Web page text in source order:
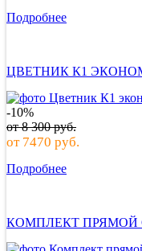
Подробнее
ЦВЕТНИК К1
-10%
от8 300руб.
от 7470 руб.
Подробнее
КОМПЛЕКТ ПРЯМОЙ